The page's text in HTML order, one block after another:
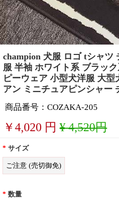
champion 犬服 ロゴ tシャツ
服 半袖 ホワイト系 ブラッ
ピーウェア 小型犬洋服 大
アン ミニチュアピンシャー
商品番号：COZAKA-205
￥4,020 円 ¥ 4,520円
* サイズ
ご注意 (売切御免)
* 数量